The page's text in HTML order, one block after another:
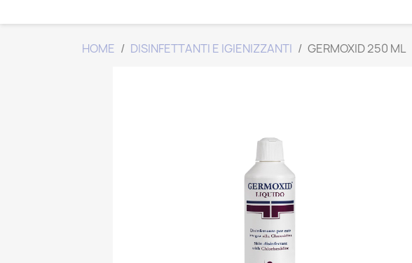
HOME DISINFETTANTI E IGIENIZZANTI GERMOXID 250 ML